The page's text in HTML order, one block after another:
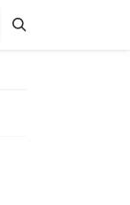
Поиск
Поиск